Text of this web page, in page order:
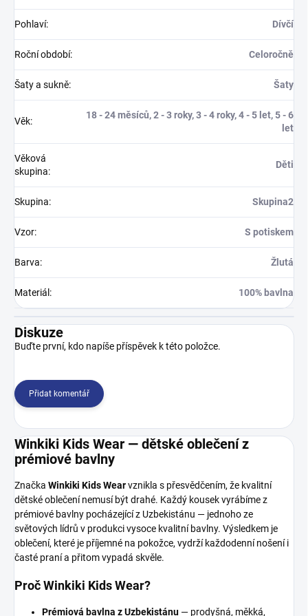
Pohlaví: Dívčí
Roční období: Celoročně
Šaty a sukně: Šaty
Věk:
18 - 24 měsíců, 2 - 3 roky, 3 - 4 roky, 4 - 5 let, 5 - 6
let
Věková
skupina:
Děti
Skupina: Skupina2
Vzor: S potiskem
Barva: Žlutá
Materiál : 100% bavlna
Diskuze
Buďte první, kdo napíše příspěvek k této položce.
Přidat komentář
Winkiki Kids Wear — dětské oblečení z
prémiové bavlny
Značka Winkiki Kids Wearvznikla s přesvědčením, že kvalitní
dětské oblečení nemusí být drahé. Každý kousek vyrábíme z
prémiové bavlny pocházející z Uzbekistánu — jednoho ze
světových lídrů v produkci vysoce kvalitní bavlny. Výsledkem je
oblečení, které je příjemné na pokožce, vydrží každodenní nošení i
časté praní a přitom vypadá skvěle.
Proč Winkiki Kids Wear?
Prémiová bavlna z Uzbekistánu — prodyšná, měkká,